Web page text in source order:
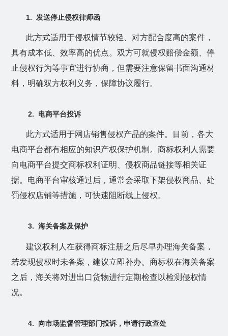
1. 发送停止侵权律师函
此方式适用于侵权情节较轻、对方配合度高的案件，
具有成本低、效率高的优点。双方可就侵权赔偿金额、停
止侵权行为等事宜进行协商，但需要注意保留书面沟通材
料，明确双方权利义务，保障协议履行。
2. 电商平台投诉
此方式适用于网店销售侵权产品的案件。目前，各大
电商平台都有相应的知识产权保护机制。商标权利人需要
向电商平台提交商标权利证明、侵权商品链接等相关证
据。电商平台审核通过后，通常会采取下架侵权商品、处
罚侵权店铺等措施，可快速阻断线上侵权。
3. 海关备案及保护
建议权利人在获得商标注册之后尽早办理海关备案，
若发现侵权时未备案，建议立即补办。商标权在海关备案
之后，海关将对进出口货物进行定期检查以检测侵权情
况。
4. 向市场监督管理部门投诉，申请行政查处